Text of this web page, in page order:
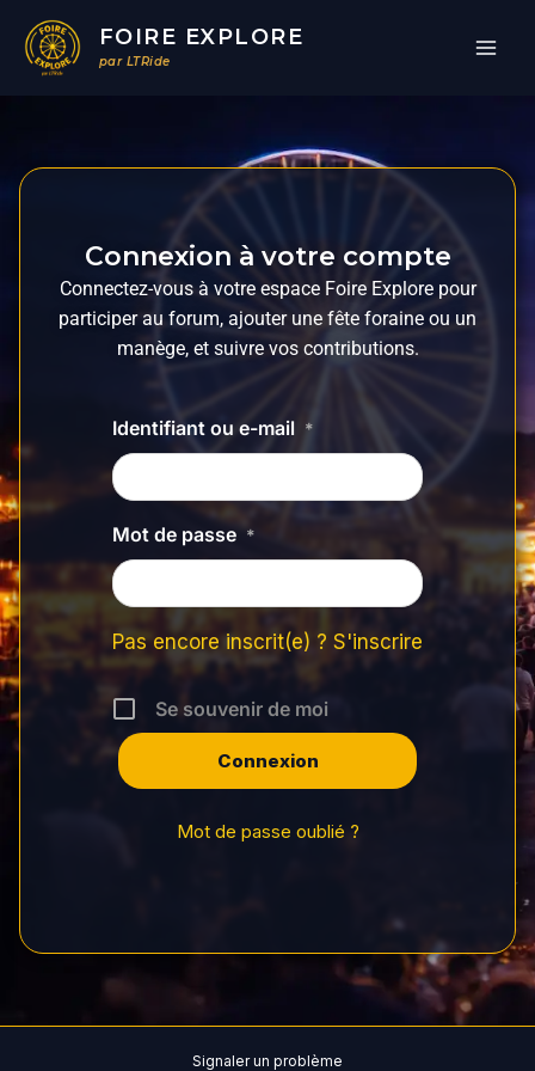
contenu
FOIRE EXPLORE
par LTRide
Connexion à votre compte
Connectez-vous à votre espace Foire Explore pour
participer au forum, ajouter une fête foraine ou un
manège, et suivre vos contributions.
Identifiant ou e-mail *
Mot de passe *
Pas encore inscrit(e) ? S'inscrire
Se souvenir de moi
Mot de passe oublié ?
Signaler un problème